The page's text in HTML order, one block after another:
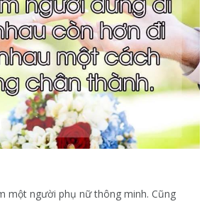
một người phụ nữ thông minh. Cũng